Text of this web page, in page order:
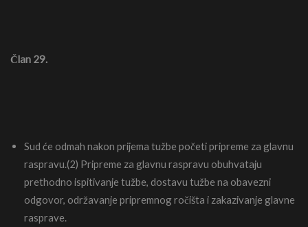
Član 29.
Sud će odmah nakon prijema tužbe početi pripreme za glavnu
raspravu.(2) Pripreme za glavnu raspravu obuhvataju
prethodno ispitivanje tužbe, dostavu tužbe na obavezni
odgovor, održavanje pripremnog ročišta i zakazivanje glavne
rasprave.